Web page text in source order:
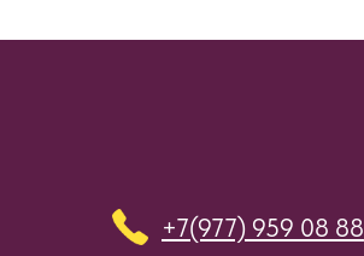
+7(977) 959 08 88